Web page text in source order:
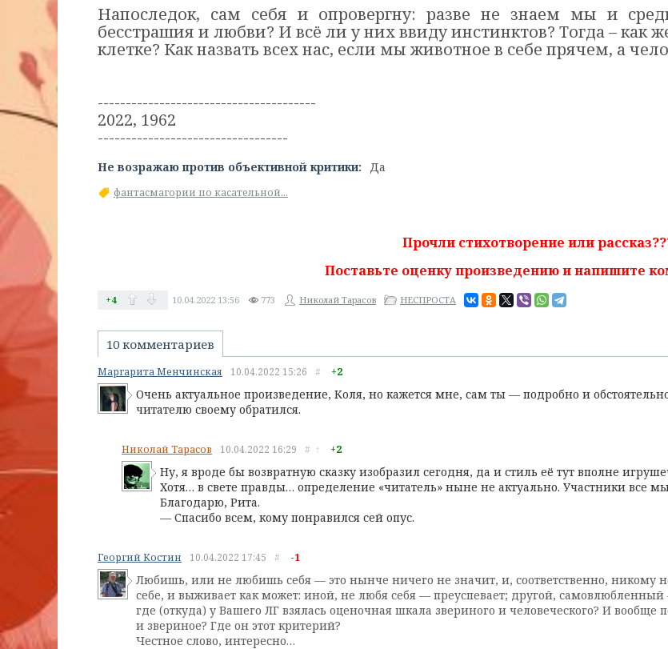
Напоследок, сам себя и опровергну: разве не знаем мы и
бесстрашия и любви? И всё ли у них ввиду инстинктов? Тогда – как
клетке? Как назвать всех нас, если мы животное в себе прячем, а
---------------------------------------
2022, 1962
----------------------------------
Не возражаю против объективной критики: Да
фантасмагории по касательной...
Прочли стихотворение или
Поставьте оценку произведению и напишите
+4 10.04.2022 13:56 773 Николай Тарасов НЕСПРОСТА
10 комментариев
Маргарита Менчинская 10.04.2022 15:26 # +2
Очень актуальное произведение, Коля, но кажется мне, сам ты — подробно и
читателю своему обратился.
Николай Тарасов 10.04.2022 16:29 # ↑ +2
Ну, я вроде бы возвратную сказку изобразил сегодня, да и стиль её тут вполне
Хотя… в свете правды… определение «читатель» ныне не актуально. Участники все
Благодарю, Рита.
— Спасибо всем, кому понравился сей опус.
Георгий Костин 10.04.2022 17:45 # -1
Любишь, или не любишь себя — это нынче ничего не значит, и, соответственно, никому
себе, и выживает как может: иной, не любя себя — преуспевает; другой,
где (откуда) у Вашего ЛГ взялась оценочная шкала звериного и человеческого? И
и звериное? Где он этот критерий?
Честное слово, интересно…